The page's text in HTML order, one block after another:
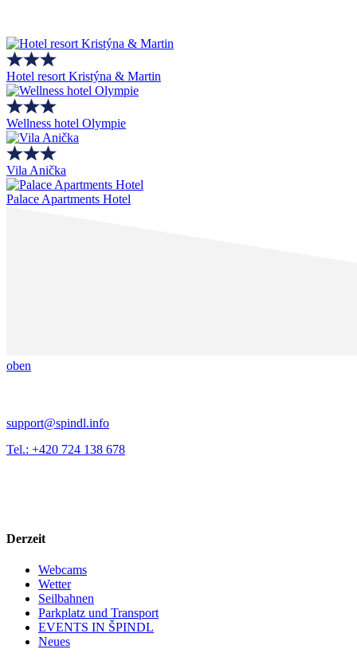
Hotel resort Kristýna & Martin
Wellness hotel Olympie
Vila Anička
Palace Apartments Hotel
oben
support@spindl.info
Tel.: +420 724 138 678
Derzeit
Webcams
Wetter
Seilbahnen
Parkplatz und Transport
EVENTS IN ŠPINDL
Neues